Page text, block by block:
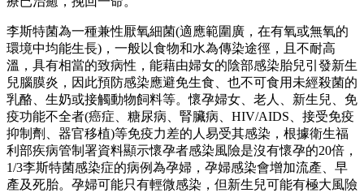
李斯特菌為一種兼性厭氧細菌(適應範圍廣，在有氧或無氧的
環境中均能生長)，一般以食物和水為傳染途徑，且不耐高
溫，具有相當的致病性，能藉由婦女的陰部感染胎兒引發新生
兒腦膜炎，因此預防感染應避免生食、也不可食用未經殺菌的
乳酪、生奶或接觸動物飼料等。懷孕婦女、老人、新生兒、免
疫功能不全者(癌症、糖尿病、腎臟病、HIV/AIDS、接受免疫
抑制劑、器官移植)等免疫力差的人易受其感染，根據衛生福
利部疾病管制署資料顯示懷孕者感染風險是沒有懷孕的20倍，
1/3李斯特菌感染症的病例為孕婦，孕婦感染會增加流產、早
產及死胎。孕婦可能只有輕微感染，但新生兒可能有極大風險